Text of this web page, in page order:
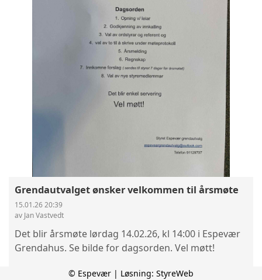
Grendautvalget ønsker velkommen til årsmøte
15.01.26 20:39
av Jan Vastvedt
Det blir årsmøte lørdag 14.02.26, kl 14:00 i Espevær
Grendahus. Se bilde for dagsorden. Vel møtt!
© Espevær | Løsning: StyreWeb